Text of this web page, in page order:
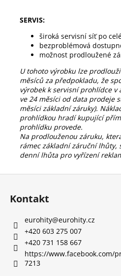
SERVIS:
široká servisní síť po
bezproblémová
možnost prodloužené
U tohoto výrobku lze
měsíců za předpokladu, že
výrobek k servisní prohlídce v
ve 24 měsíci od data prodeje
měsíci základní záruky).
prohlídkou hradí kupující
prohlídku provede.
Na prodlouženou záruku,
rámec základní záruční lhůty,
denní lhůta pro vyřízení
Kontakt
eurohity@eurohity.cz
+420 603 275 007
+420 731 158 667
https://www.facebook.com/
7213